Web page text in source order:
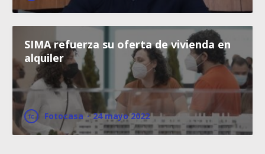
SIMA refuerza su oferta de vivienda en
alquiler
Fotocasa · 24 mayo 2022